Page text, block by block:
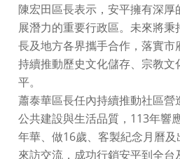
陳宏田區長表示，安平擁有深
展潛力的重要行政區。未來將
長及地方各界攜手合作，落實
持續推動歷史文化儲存、宗教
平。
蕭泰華區長任內持續推動社區
公共建設與生活品質，113年響
年華、做16歲、客製紀念月曆
來訪交流，成功行銷安平到全